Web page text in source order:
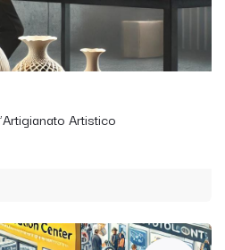
Artistico